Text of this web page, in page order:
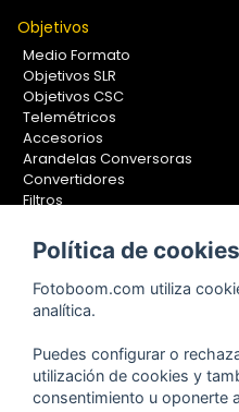
Objetivos
Medio Formato
Objetivos SLR
Objetivos CSC
Telemétricos
Accesorios
Arandelas Conversoras
Convertidores
Filtros
Calibradores
Soportes Fotografía
Monopiés
Trípodes
Kit Completos
Accesorios
Política de cookies
Fotoboom.com utiliza
analítica.
Puedes configurar o
utilización de cookies y
consentimiento u oponerte